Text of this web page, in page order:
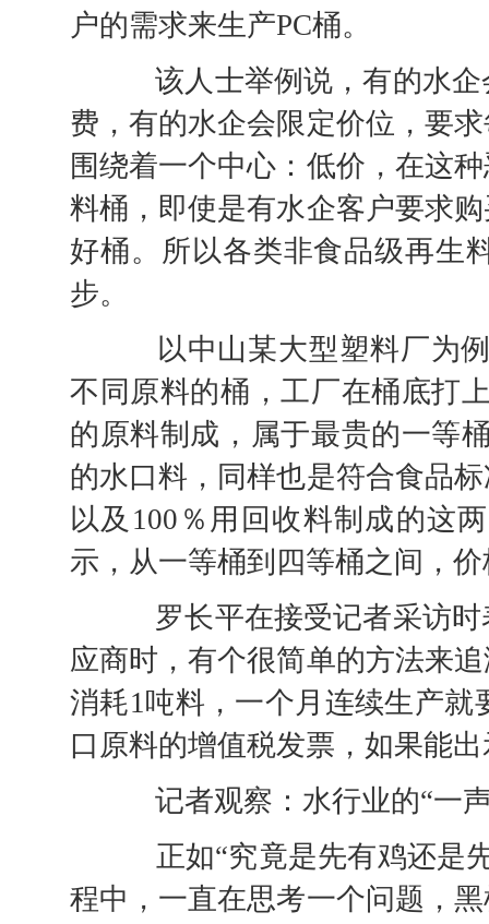
户的需求来生产PC桶。
该人士举例说，有的水企
费，有的水企会限定价位，要
围绕着一个中心：低价，在这
料桶，即使是有水企客户要求
好桶。所以各类非食品级再生
步。
以中山某大型塑料厂为例
不同原料的桶，工厂在桶底打
的原料制成，属于最贵的一等
的水口料，同样也是符合食品
以及100％用回收料制成的这
示，从一等桶到四等桶之间，
罗长平在接受记者采访时
应商时，有个很简单的方法来
消耗1吨料，一个月连续生产就
口原料的增值税发票，如果能
记者观察：水行业的“一
正如“究竟是先有鸡还是先
程中，一直在思考一个问题，